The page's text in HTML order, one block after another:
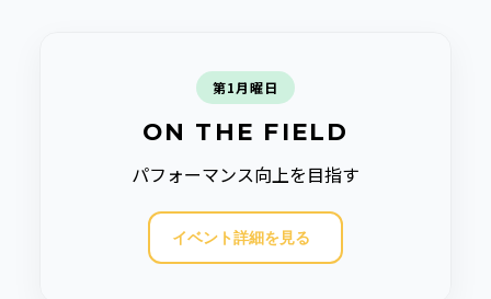
第1月曜日
ON THE FIELD
パフォーマンス向上を目指す
イベント詳細を見る